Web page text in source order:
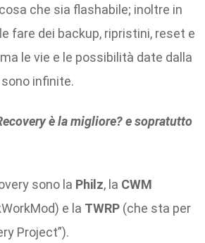
che sia flashabile; inoltre in
fare dei backup, ripristini, reset e
le vie e le possibilità date dalla
infinite.
è la migliore? e sopratutto
sono la Philz, la CWM
e la TWRP (che sta per
Project”).